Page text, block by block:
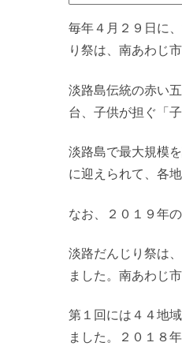
毎年４月２９日に
り祭は、南あわじ
淡路島伝統の赤い
台、子供が担ぐ「
淡路島で最大規模
に迎えられて、各
なお、２０１９年
淡路だんじり祭は
ました。南あわじ
第１回には４４地
ました。２０１８